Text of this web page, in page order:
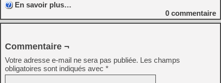
En savoir plus…
0 commentaire
Commentaire ¬
Votre adresse e-mail ne sera pas publiée. Les champs
obligatoires sont indiqués avec *